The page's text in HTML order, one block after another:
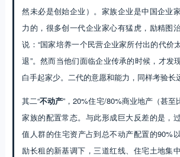
然未必是创始企业）。家族企业是中国企业
力的，很多创一代企业家心有猛虎，励精图
说：“国家培养一个民营企业家所付出的代价
退”。然而当他们面临企业传承的时候，才发
白手起家少。二代的意愿和能力，同样考验长
其二“不动产”，20%住宅/80%商业地产（甚至
家族的配置常态。与此形成巨大反差的是，
值人群的住宅资产占到总不动产配置的90%
励长租的新基调下，三道红线、住宅土地集